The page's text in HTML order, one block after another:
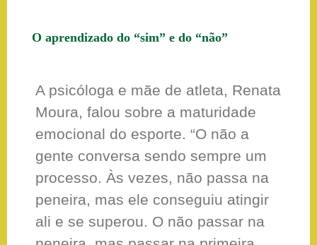
O aprendizado do “sim” e do “não”
A psicóloga e mãe de atleta, Renata
Moura, falou sobre a maturidade
emocional do esporte. “O não a
gente conversa sendo sempre um
processo. Às vezes, não passa na
peneira, mas ele conseguiu atingir
ali e se superou. O não passar na